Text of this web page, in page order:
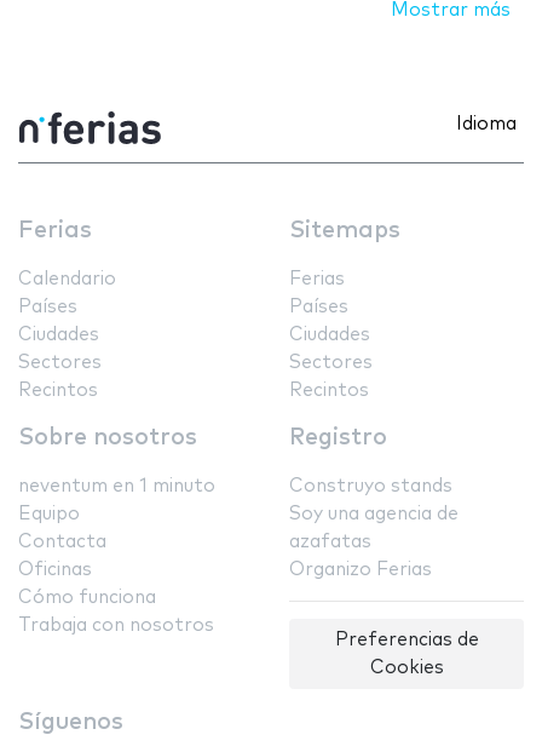
Mostrar más
Idioma
Ferias
Calendario
Países
Ciudades
Sectores
Recintos
Sitemaps
Ferias
Países
Ciudades
Sectores
Recintos
Sobre nosotros
neventum en 1 minuto
Equipo
Contacta
Oficinas
Cómo funciona
Trabaja con nosotros
Registro
Construyo stands
Soy una agencia de
azafatas
Organizo Ferias
Preferencias de
Cookies
Síguenos